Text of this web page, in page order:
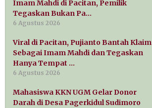
Imam Mahdi di Pacitan, Pemilik
Tegaskan Bukan Pa…
6 Agustus 2026
Viral di Pacitan, Pujianto Bantah Klaim
Sebagai Imam Mahdi dan Tegaskan
Hanya Tempat …
6 Agustus 2026
Mahasiswa KKN UGM Gelar Donor
Darah di Desa Pagerkidul Sudimoro